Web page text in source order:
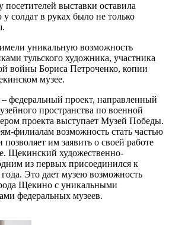
посетителей выставки оставила
солдат в руках было не только
уникальную возможность
тульского художника, участника
войны Бориса Петроченко, копии
музее.
федеральный проект, направленный
пространства по военной
проекта выступает Музей Победы.
филиалам возможность стать частью
им заявить о своей работе
Щекинский художественно-
из первых присоединился к
Это дает музею возможность
Щекино с уникальными
федеральных музеев.